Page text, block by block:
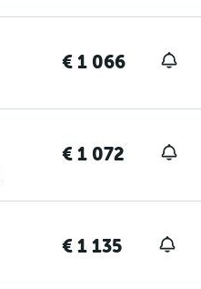
€ 1 066
€ 1 072
€ 1 135